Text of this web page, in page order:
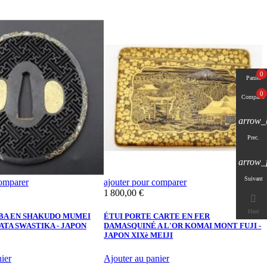
EN SHAKUDO MUMEI
SWASTIKA - JAPON
ajouter pour comparer
Prix
1 800,00 €
ÉTUI PORTE CARTE EN FER
DAMASQUINÉ A L'OR KOMAI MONT FUJI -
JAPON XIXè MEIJI
Ajouter au panier
Panier
0
Comparer
0
Prec.
Suivant

Haut